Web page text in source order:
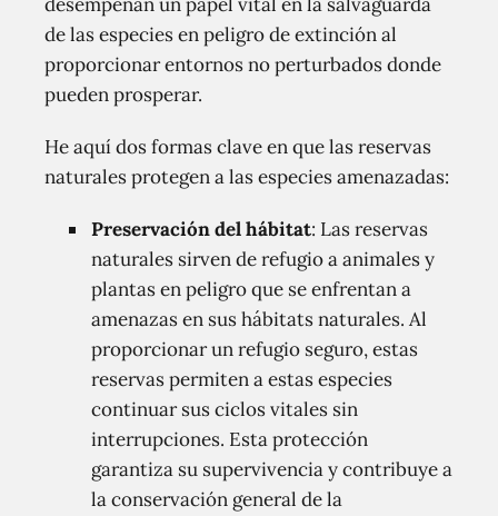
de las especies en peligro de extinción al
proporcionar entornos no perturbados donde
pueden prosperar.
He aquí dos formas clave en que las reservas
naturales protegen a las especies amenazadas:
Preservación del hábitat: Las reservas
naturales sirven de refugio a animales y
plantas en peligro que se enfrentan a
amenazas en sus hábitats naturales. Al
proporcionar un refugio seguro, estas
reservas permiten a estas especies
continuar sus ciclos vitales sin
interrupciones. Esta protección
garantiza su supervivencia y contribuye a
la conservación general de la